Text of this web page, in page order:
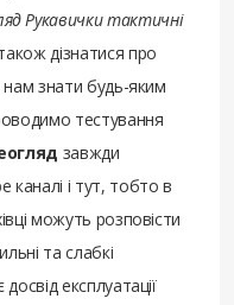
Рукавички тактичні
дізнатися про
нам знати будь-яким
тестування
завжди
і тут, тобто в
можуть розповісти
та слабкі
експлуатації